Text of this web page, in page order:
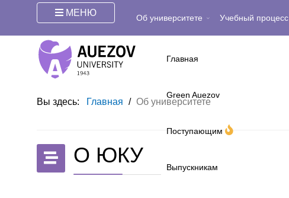
МЕНЮ Об университете Учебный процесс
Главная
Green Auezov
Поступающим
Выпускникам
Вы здесь: Главная / Об университете
О ЮКУ